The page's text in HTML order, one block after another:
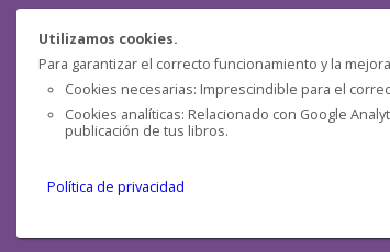
Utilizamos cookies.
Para garantizar el correcto funcionamiento y la
Cookies necesarias: Imprescindible para el
Cookies analíticas: Relacionado con Google
publicación de tus libros.
Política de privacidad
¿Necesitas ayuda?
Preguntas frecuentes
Contacta con nosotros: (
Pensática Lda., Número de Identificação Fiscal 517215560